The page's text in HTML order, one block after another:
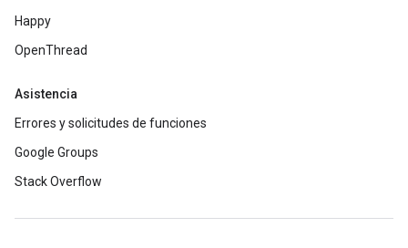
Happy
OpenThread
Asistencia
Errores y solicitudes de funciones
Google Groups
Stack Overflow